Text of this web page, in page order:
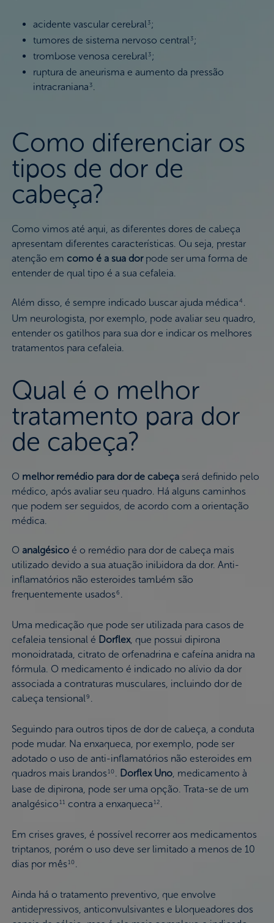
acidente vascular cerebral 3;
tumores de sistema nervoso central 3;
trombose venosa cerebral 3;
ruptura de aneurisma e aumento da pressão
intracraniana 3.
Como diferenciar os
tipos de dor de
cabeça?
Como vimos até aqui, as diferentes dores de cabeça
apresentam diferentes características. Ou seja, prestar
atenção em como é a sua dorpode ser uma forma de
entender de qual tipo é a sua cefaleia.
Além disso, é sempre indicado buscar ajuda médica4 .
Um neurologista, por exemplo, pode avaliar seu quadro,
entender os gatilhos para sua dor e indicar os melhores
tratamentos para cefaleia.
Qual é o melhor
tratamento para dor
de cabeça?
O melhor remédio para dor de cabeçaserá definido pelo
médico, após avaliar seu quadro. Há alguns caminhos
que podem ser seguidos, de acordo com a orientação
médica.
O analgésico é o remédio para dor de cabeça mais
utilizado devido a sua atuação inibidora da dor. Anti-
inflamatórios não esteroides também são
frequentemente usados6 .
Uma medicação que pode ser utilizada para casos de
cefaleia tensional é Dorflex, que possui dipirona
monoidratada, citrato de orfenadrina e cafeína anidra na
fórmula. O medicamento é indicado no alívio da dor
associada a contraturas musculares, incluindo dor de
cabeça tensional9 .
Seguindo para outros tipos de dor de cabeça, a conduta
pode mudar. Na enxaqueca, por exemplo, pode ser
adotado o uso de anti-inflamatórios não esteroides em
quadros mais brandos10. Dorflex Uno, medicamento à
base de dipirona, pode ser uma opção. Trata-se de um
analgésico11 contra a enxaqueca12.
Em crises graves, é possível recorrer aos medicamentos
triptanos, porém o uso deve ser limitado a menos de 10
dias por mês10.
Ainda há o tratamento preventivo, que envolve
antidepressivos, anticonvulsivantes e bloqueadores dos